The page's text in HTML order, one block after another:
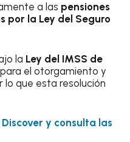
a las pensiones
por la Ley del Seguro
la Ley del IMSS de
el otorgamiento y
lo que esta resolución
y consulta las